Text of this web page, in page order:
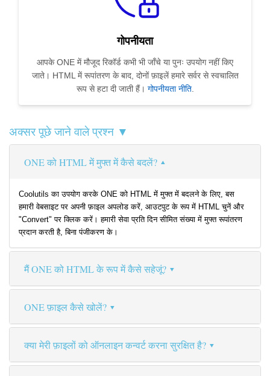
गोपनीयता
आपके ONE में मौजूद रिकॉर्ड कभी भी जाँचे या पुनः उपयोग नहीं किए
जाते। HTML में रूपांतरण के बाद, दोनों फ़ाइलें हमारे सर्वर से स्वचालित
रूप से हटा दी जाती हैं। गोपनीयता नीति.
अक्सर पूछे जाने वाले प्रश्न ▼
ONE को HTML में मुफ्त में कैसे बदलें?
Coolutils का उपयोग करके ONE को HTML में मुफ्त में बदलने के लिए, बस
हमारी वेबसाइट पर अपनी फ़ाइल अपलोड करें, आउटपुट के रूप में HTML चुनें और
"Convert" पर क्लिक करें। हमारी सेवा प्रति दिन सीमित संख्या में मुफ्त रूपांतरण
प्रदान करती है, बिना पंजीकरण के।
मैं ONE को HTML के रूप में कैसे सहेजूं?
ONE फ़ाइल कैसे खोलें?
क्या मेरी फ़ाइलों को ऑनलाइन कन्वर्ट करना सुरक्षित है?